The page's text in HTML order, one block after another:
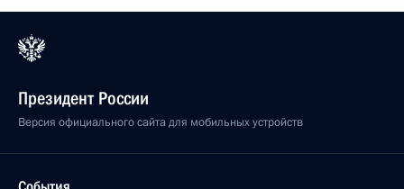
Президент России
Версия официального сайта для мобильных устройств